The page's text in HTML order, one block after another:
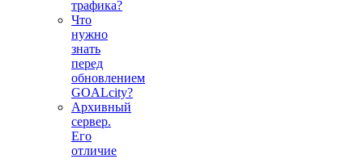
трафика?
Что
нужно
знать
перед
обновлением
GOALcity?
Архивный
сервер.
Его
отличие